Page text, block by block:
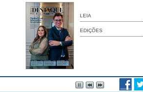
LEIA
EDIÇÕES